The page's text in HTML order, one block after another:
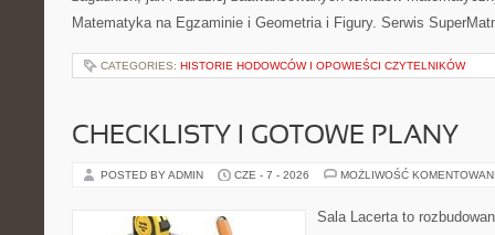
Matematyka na Egzaminie i Geometria i Figury. Serwis
CATEGORIES: HISTORIE HODOWCÓW I OPOWIEŚCI CZYTELNIKÓW
CHECKLISTY I GOTOWE PLANY
POSTED BY ADMIN CZE - 7 - 2026 MOŻLIWOŚĆ
Sala Lacerta to